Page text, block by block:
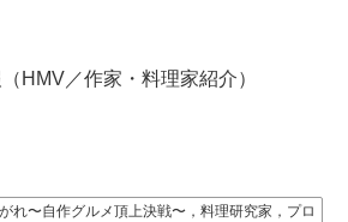
HMV／作家・料理家紹介）
れ〜自作グルメ頂上決戦〜，料理研究家，プロ